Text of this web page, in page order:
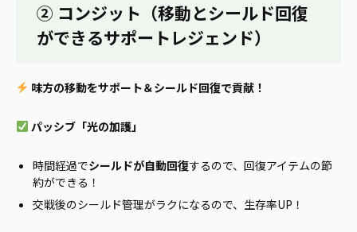
② コンジット（移動とシールド回復
ができるサポートレジェンド）
味方の移動をサポート＆シールド回復で貢献！
パッシブ「光の加護」
時間経過でシールドが自動回復するので、回復アイテムの節
約ができる！
交戦後のシールド管理がラクになるので、生存率UP！